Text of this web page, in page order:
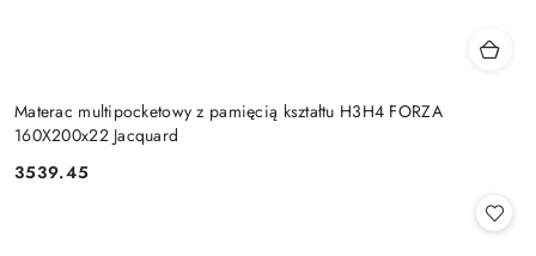
Materac multipocketowy z pamięcią kształtu H3H4 FORZA
160X200x22 Jacquard
Cena:
3539.45